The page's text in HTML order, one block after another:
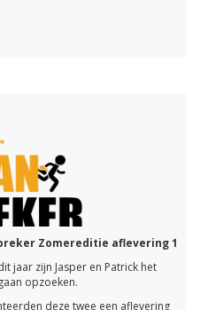
Zomereditie aflevering 1
jaar zijn Jasper en Patrick het
opzoeken.
deze twee een aflevering